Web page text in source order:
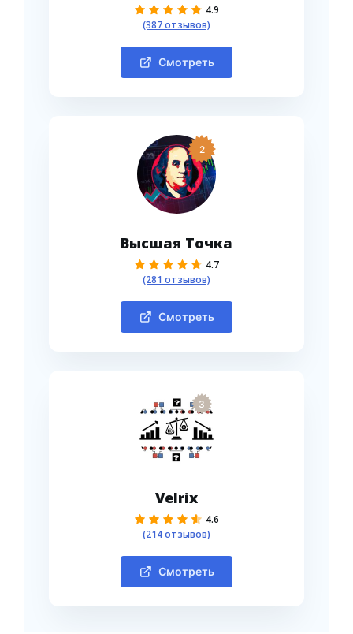
4.9
(387 отзывов)
Смотреть
2
Высшая Точка
4.7
(281 отзывов)
Смотреть
3
Velrix
4.6
(214 отзывов)
Смотреть